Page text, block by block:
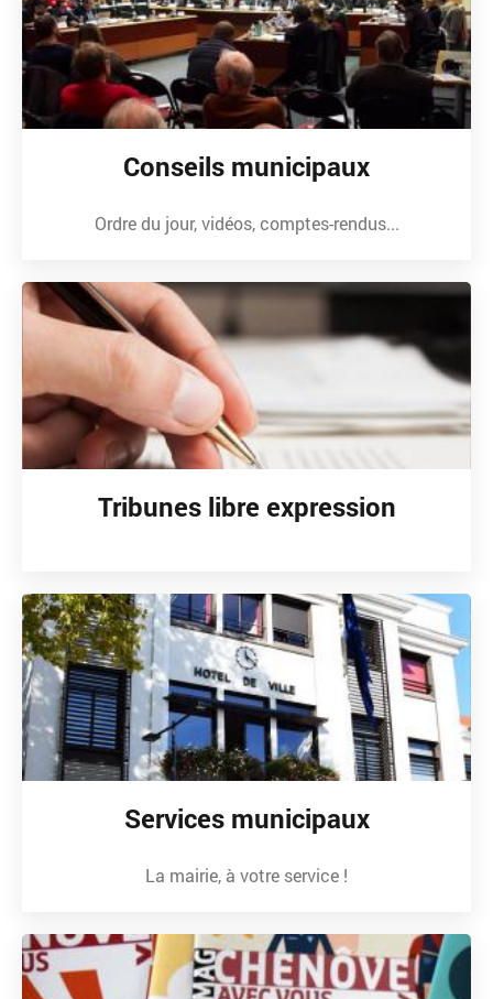
Conseils municipaux
Ordre du jour, vidéos, comptes-rendus...
Tribunes libre expression
Services municipaux
La mairie, à votre service !